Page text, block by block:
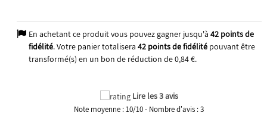
En achetant ce produit vous pouvez gagner jusqu'à 42points de
fidélité. Votre panier totalisera 42points de fidélitépouvant être
transformé(s) en un bon de réduction de0,84 €.
Lire les 3 avis
Note moyenne :10/10- Nombre d'avis :3